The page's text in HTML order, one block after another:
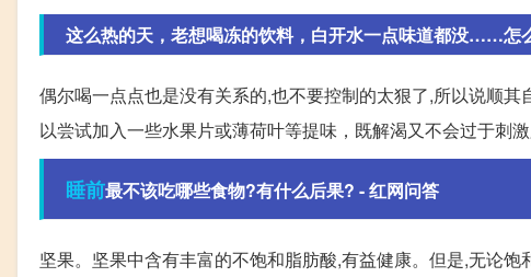
这么热的天，老想喝冻的饮料，白开水一点味道都没……怎
偶尔喝一点点也是没有关系的,也不要控制的太狠了,所以说顺
以尝试加入一些水果片或薄荷叶等提味，既解渴又不会过于刺激
睡前最不该吃哪些食物?有什么后果? - 红网问答
坚果。坚果中含有丰富的不饱和脂肪酸,有益健康。但是,无论